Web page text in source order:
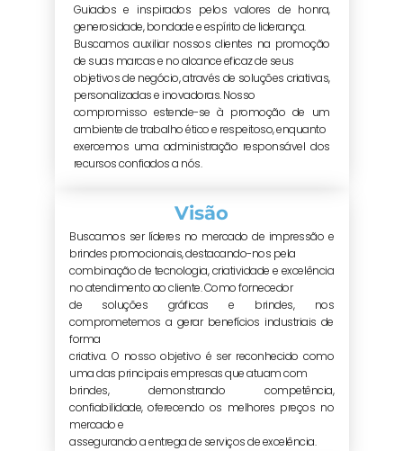
Guiados e inspirados pelos valores de honra,
generosidade, bondade e espírito de liderança.
Buscamos auxiliar nossos clientes na promoção
de suas marcas e no alcance eficaz de seus
objetivos de negócio, através de soluções criativas,
personalizadas e inovadoras. Nosso
compromisso estende-se à promoção de um
ambiente de trabalho ético e respeitoso, enquanto
exercemos uma administração responsável dos
recursos confiados a nós.
Visão
Buscamos ser líderes no mercado de impressão e
brindes promocionais, destacando-nos pela
combinação de tecnologia, criatividade e excelência
no atendimento ao cliente. Como fornecedor
de soluções gráficas e brindes, nos
comprometemos a gerar benefícios industriais de
forma
criativa. O nosso objetivo é ser reconhecido como
uma das principais empresas que atuam com
brindes, demonstrando competência,
confiabilidade, oferecendo os melhores preços no
mercado e
assegurando a entrega de serviços de excelência.